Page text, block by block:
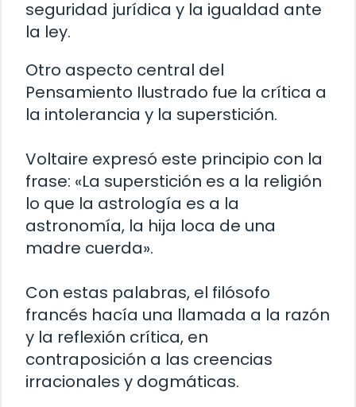
seguridad jurídica y la igualdad ante
la ley.
Otro aspecto central del
Pensamiento Ilustrado fue la crítica a
la intolerancia y la superstición.
Voltaire expresó este principio con la
frase: «La superstición es a la religión
lo que la astrología es a la
astronomía, la hija loca de una
madre cuerda».
Con estas palabras, el filósofo
francés hacía una llamada a la razón
y la reflexión crítica, en
contraposición a las creencias
irracionales y dogmáticas.